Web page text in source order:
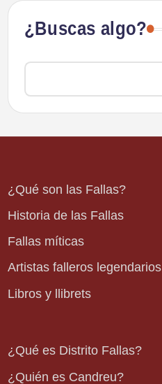
¿Buscas algo?
¿Qué son las Fallas?
Historia de las Fallas
Fallas míticas
Artistas falleros legendarios
Libros y llibrets
¿Qué es Distrito Fallas?
¿Quién es Candreu?